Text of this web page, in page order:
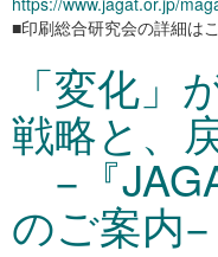
■印刷総合研究会の詳細は
「変化」
戦略と、
−『
のご案内−